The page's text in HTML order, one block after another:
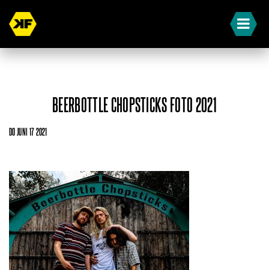
BEERBOTTLE CHOPSTICKS FOTO 2021
DO JUNI 17 2021